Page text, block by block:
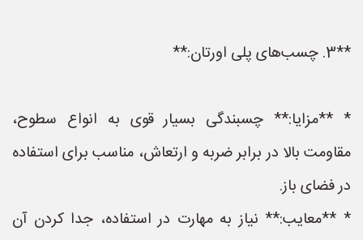
**3. چسب‌های پلی اورتان:**
* **مزایا:** چسبندگی بسیار قوی به انواع سطوح،
مقاومت بالا در برابر ضربه و ارتعاش، مناسب برای استفاده
در فضای باز.
* **معایب:** نیاز به مهارت در استفاده، جدا کردن آن